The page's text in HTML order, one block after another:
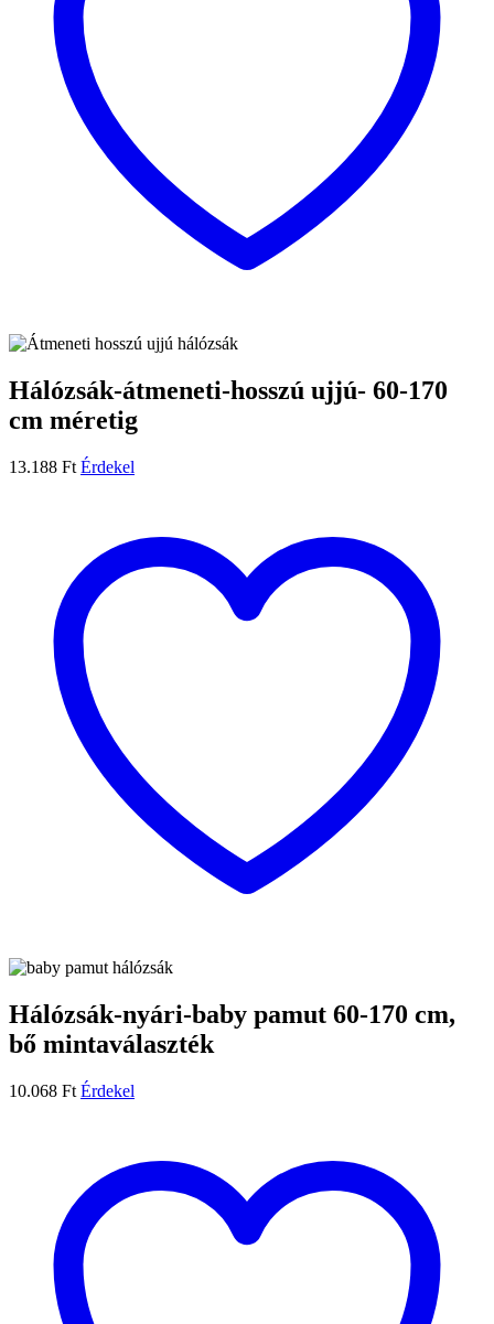
Hálózsák-átmeneti-hosszú ujjú- 60-170
cm méretig
13.188 Ft Érdekel
Hálózsák-nyári-baby pamut 60-170 cm,
bő mintaválaszték
10.068 Ft Érdekel